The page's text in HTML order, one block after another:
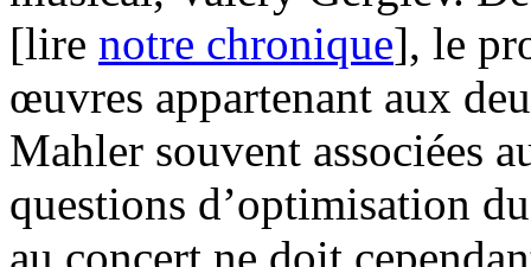
[lire notre chronique], le
œuvres appartenant aux
Mahler souvent associées
questions d’optimisation